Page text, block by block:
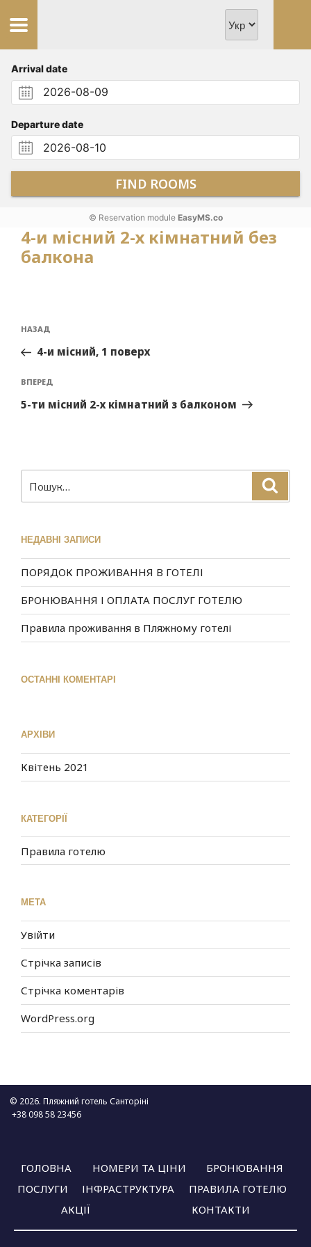
Arrival date
Departure date
FIND ROOMS
© Reservation module EasyMS.co
4-и місний 2-х кімнатний без
балкона
НАЗАД
4-и місний, 1 поверх
ВПЕРЕД
5-ти місний 2-х кімнатний з балконом
НЕДАВНІ ЗАПИСИ
ПОРЯДОК ПРОЖИВАННЯ В ГОТЕЛІ
БРОНЮВАННЯ І ОПЛАТА ПОСЛУГ ГОТЕЛЮ
Правила проживання в Пляжному готелі
ОСТАННІ КОМЕНТАРІ
АРХІВИ
Квітень 2021
КАТЕГОРІЇ
Правила готелю
МЕТА
Увійти
Стрічка записів
Стрічка коментарів
WordPress.org
© 2026. Пляжний готель Санторіні
+38 098 58 23456
ГОЛОВНА НОМЕРИ ТА ЦІНИ
БРОНЮВАННЯ
ПОСЛУГИ
ІНФРАСТРУКТУРА
ПРАВИЛА ГОТЕЛЮ
АКЦІЇ
КОНТАКТИ